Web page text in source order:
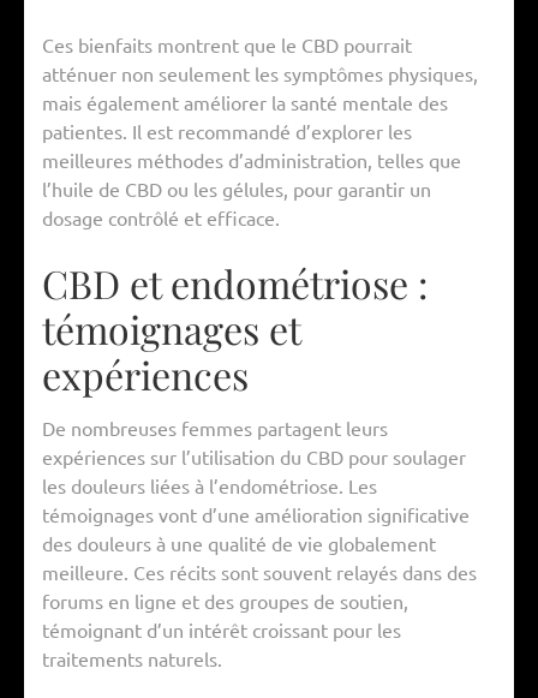
Ces bienfaits montrent que le CBD pourrait
atténuer non seulement les symptômes physiques,
mais également améliorer la santé mentale des
patientes. Il est recommandé d’explorer les
meilleures méthodes d’administration, telles que
l’huile de CBD ou les gélules, pour garantir un
dosage contrôlé et efficace.
CBD et endométriose :
témoignages et
expériences
De nombreuses femmes partagent leurs
expériences sur l’utilisation du CBD pour soulager
les douleurs liées à l’endométriose. Les
témoignages vont d’une amélioration significative
des douleurs à une qualité de vie globalement
meilleure. Ces récits sont souvent relayés dans des
forums en ligne et des groupes de soutien,
témoignant d’un intérêt croissant pour les
traitements naturels.